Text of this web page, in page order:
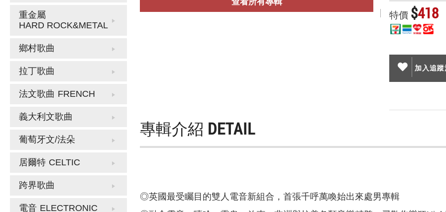
重金屬
HARD ROCK&METAL
鄉村歌曲
拉丁歌曲
法文歌曲 FRENCH
義大利文歌曲
葡萄牙文/法朵
居爾特 CELTIC
跨界歌曲
電音 ELECTRONIC
查看所有專輯
特價 $418
加入追
專輯介紹 DETAIL
◎英國最受矚目的雙人電音新組合，首張千呼萬喚始出來處男專輯